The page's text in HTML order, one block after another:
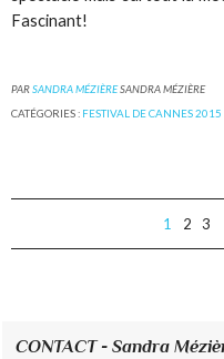
Fascinant!
PARSANDRA MÉZIÈRESANDRA MÉZIÈRE
CATÉGORIES : FESTIVAL DE CANNES 2015
1 2 3
CONTACT - Sandra